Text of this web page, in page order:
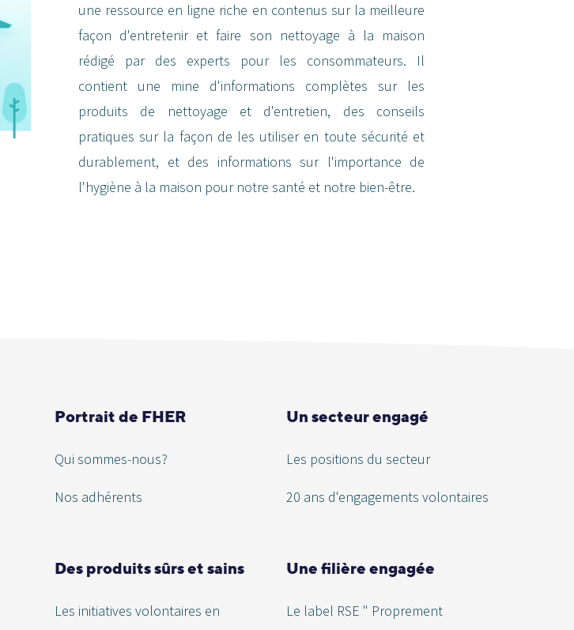
une ressource en ligne riche en contenus sur la meilleure
façon d'entretenir et faire son nettoyage à la maison
rédigé par des experts pour les consommateurs. Il
contient une mine d'informations complètes sur les
produits de nettoyage et d'entretien, des conseils
pratiques sur la façon de les utiliser en toute sécurité et
durablement, et des informations sur l'importance de
l'hygiène à la maison pour notre santé et notre bien-être.
Portrait de FHER
Qui sommes-nous?
Nos adhérents
Un secteur engagé
Les positions du secteur
20 ans d'engagements volontaires
Des produits sûrs et sains
Les initiatives volontaires en
Une filière engagée
Le label RSE " Proprement